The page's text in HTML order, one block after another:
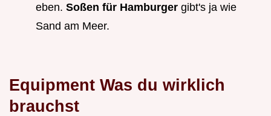
eben. Soßen für Hamburger gibt's ja wie
Sand am Meer.
Equipment Was du wirklich
brauchst